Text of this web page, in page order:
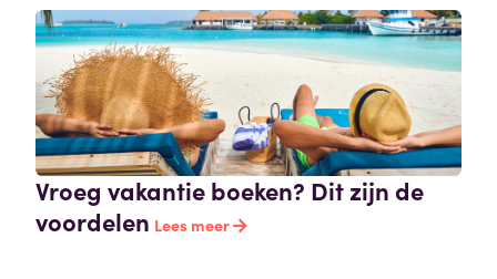
Vroeg vakantie boeken? Dit zijn de
voordelen Lees meer